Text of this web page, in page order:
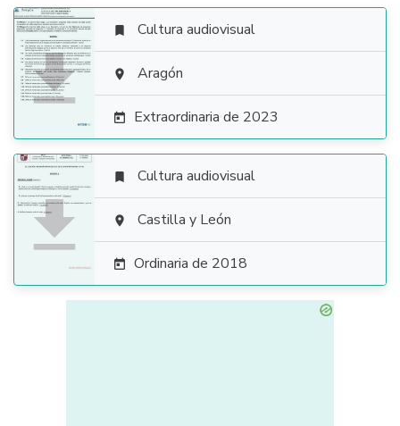

 Cultura audiovisual
 Aragón
 Extraordinaria de 2023

 Cultura audiovisual
 Castilla y León
 Ordinaria de 2018